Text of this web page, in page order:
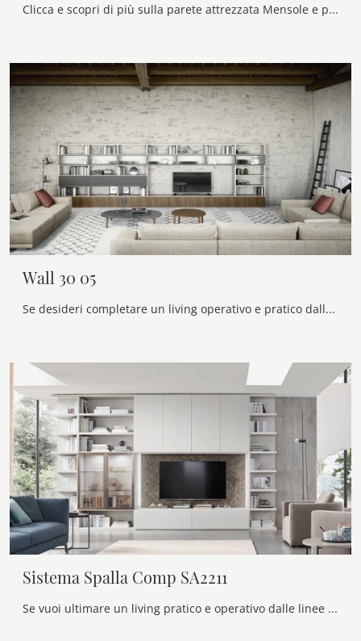
Clicca e scopri di più sulla parete attrezzata Mensole e piani a muro della firma Novamobili: è la soluzione dalle linee moderne ideale per te.
Wall 30 05
Se desideri completare un living operativo e pratico dalle linee moderne, ti offriamo la parete attrezzata Wall 30 05 Novamobili.
Sistema Spalla Comp SA2211
Se vuoi ultimare un living pratico e operativo dalle linee moderne, ti presentiamo la parete attrezzata Sistema Spalla Comp SA2211 Maronese.